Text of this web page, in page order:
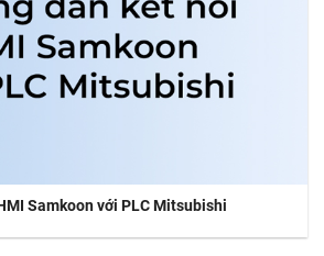
Samkoon với PLC Mitsubishi